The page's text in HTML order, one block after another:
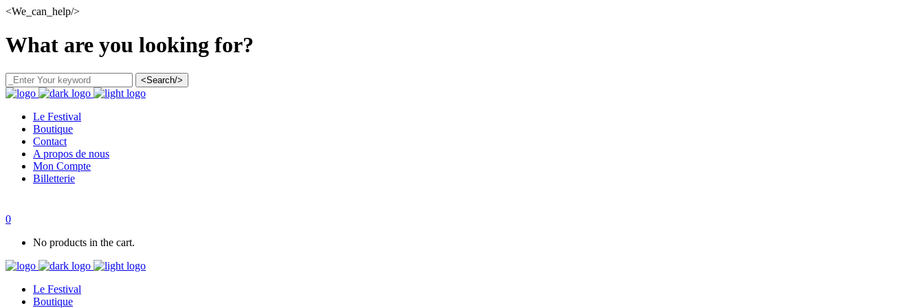
<We_can_help/>
What are you looking for?
<Search/>
Le Festival
Boutique
Contact
A propos de nous
Mon Compte
Billetterie
0
No products in the cart.
Le Festival
Boutique